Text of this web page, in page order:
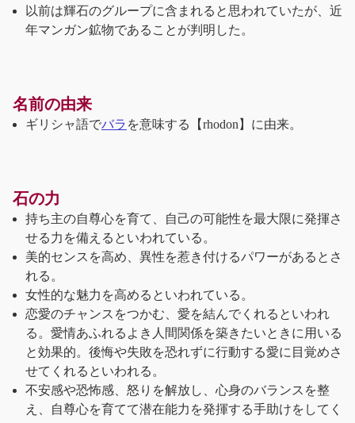
以前は輝石のグループに含まれると思われていたが、近
年マンガン鉱物であることが判明した。
名前の由来
ギリシャ語でバラ を意味する【rhodon】に由来。
石の力
持ち主の自尊心を育て、自己の可能性を最大限に発揮さ
せる力を備えるといわれている。
美的センスを高め、異性を惹き付けるパワーがあるとさ
れる。
女性的な魅力を高めるといわれている。
恋愛のチャンスをつかむ、愛を結んでくれるといわれ
る。愛情あふれるよき人間関係を築きたいときに用いる
と効果的。後悔や失敗を恐れずに行動する愛に目覚めさ
せてくれるといわれる。
不安感や恐怖感、怒りを解放し、心身のバランスを整
え、自尊心を育てて潜在能力を発揮する手助けをしてく